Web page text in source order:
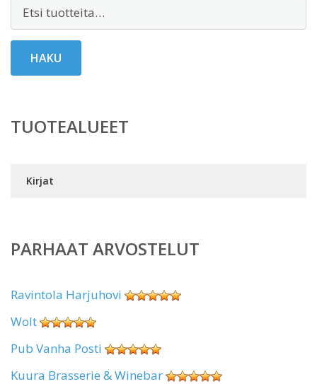
HAKU
TUOTEALUEET
Kirjat
PARHAAT ARVOSTELUT
Ravintola Harjuhovi
Wolt
Pub Vanha Posti
Kuura Brasserie & Winebar